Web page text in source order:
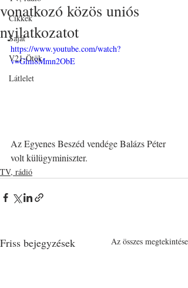
Cikkek
Saját
V21-Ötök
Látlelet
vonatkozó közös uniós
nyilatkozatot
https://www.youtube.com/watch?
v=Glm8Mmn2ObE
Az Egyenes Beszéd vendége Balázs Péter
volt külügyminiszter.
TV, rádió
Friss bejegyzések Az összes megtekintése